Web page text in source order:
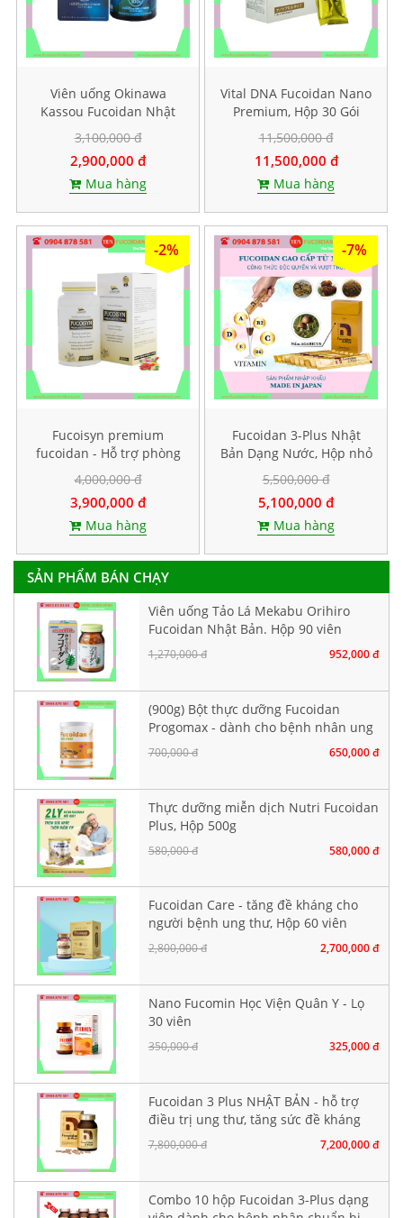
Viên uống Okinawa
Kassou Fucoidan Nhật
Bản - Hộp 150 viên
3,100,000 đ
2,900,000 đ
Mua hàng
Vital DNA Fucoidan Nano
Premium, Hộp 30 Gói
11,500,000 đ
11,500,000 đ
Mua hàng
-2%
Fucoisyn premium
fucoidan - Hỗ trợ phòng
và điều trị ung thư, Hộp
60 viên
4,000,000 đ
3,900,000 đ
Mua hàng
-7%
Fucoidan 3-Plus Nhật
Bản Dạng Nước, Hộp nhỏ
10 gói
5,500,000 đ
5,100,000 đ
Mua hàng
SẢN PHẨM BÁN CHẠY
Viên uống Tảo Lá Mekabu Orihiro
Fucoidan Nhật Bản. Hộp 90 viên
1,270,000 đ 952,000 đ
(900g) Bột thực dưỡng Fucoidan
Progomax - dành cho bệnh nhân ung
thư
700,000 đ 650,000 đ
Thực dưỡng miễn dịch Nutri Fucoidan
Plus, Hộp 500g
580,000 đ 580,000 đ
Fucoidan Care - tăng đề kháng cho
người bệnh ung thư, Hộp 60 viên
nang cứng
2,800,000 đ 2,700,000 đ
Nano Fucomin Học Viện Quân Y - Lọ
30 viên
350,000 đ 325,000 đ
Fucoidan 3 Plus NHẬT BẢN - hỗ trợ
điều trị ung thư, tăng sức đề kháng
7,800,000 đ 7,200,000 đ
Combo 10 hộp Fucoidan 3-Plus dạng